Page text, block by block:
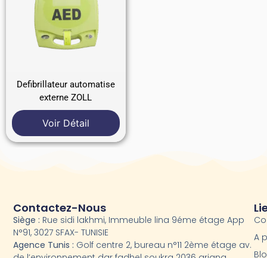
Defibrillateur automatise
externe ZOLL
Voir Détail
A
Contactez-Nous
Siège : Rue sidi lakhmi, Immeuble lina 9éme étage App
N°91, 3027 SFAX- TUNISIE
Agence Tunis : Golf centre 2, bureau n°11 2ème étage av.